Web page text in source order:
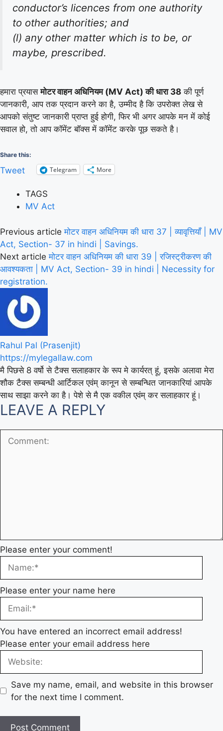
conductor’s licences from one authority
to other authorities; and
(l) any other matter which is to be, or
maybe, prescribed.
हमारा प्रयासमोटर वाहन अधिनियम (MV Act) की धारा 38 की पूर्ण
जानकारी, आप तक प्रदान करने का है, उम्मीद है कि उपरोक्त लेख से
आपको संतुष्ट जानकारी प्राप्त हुई होगी, फिर भी अगर आपके मन में कोई
सवाल हो, तो आप कॉमेंट बॉक्स में कॉमेंट करके पूछ सकते है।
Share this:
Tweet Telegram More
TAGS
MV Act
Previous article मोटर वाहन अधिनियम की धारा 37 | व्यावृत्तियाँ | MV
Act, Section- 37 in hindi | Savings.
Next article मोटर वाहन अधिनियम की धारा 39 | रजिस्ट्रीकरण की
आवश्यकता | MV Act, Section- 39 in hindi | Necessity for
registration.
Rahul Pal (Prasenjit)
https://mylegallaw.com
मै पिछसे 8 वर्षो से टैक्स सलाहकार के रूप मे कार्यरत् हूं, इसके अलावा मेरा
शौक टैक्स सम्बन्धी आर्टिकल एवंम् कानून से सम्बन्धित जानकारियां आपके
साथ साझा करने का है। पेशे से मै एक वकील एवंम् कर सलाहकार हूं।
LEAVE A REPLY
Please enter your comment!
Please enter your name here
You have entered an incorrect email address!
Please enter your email address here
Save my name, email, and website in this browser
for the next time I comment.